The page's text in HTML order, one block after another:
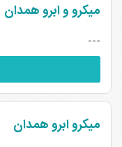
میکرو و ابرو همدان
---
میکرو ابرو همدان